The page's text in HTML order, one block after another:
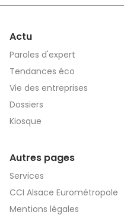
Actu
Paroles d'expert
Tendances éco
Vie des entreprises
Dossiers
Kiosque
Autres pages
Services
CCI Alsace Eurométropole
Mentions légales